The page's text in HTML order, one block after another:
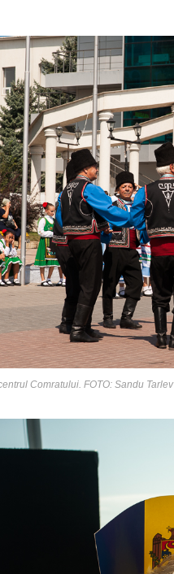
Comratului. FOTO: Sandu Tarlev